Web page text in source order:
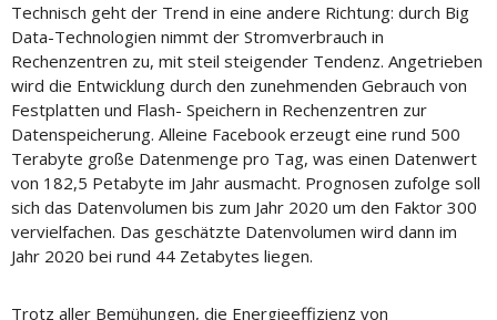
Technisch geht der Trend in eine andere Richtung: durch Big
Data-Technologien nimmt der Stromverbrauch in
Rechenzentren zu, mit steil steigender Tendenz. Angetrieben
wird die Entwicklung durch den zunehmenden Gebrauch von
Festplatten und Flash- Speichern in Rechenzentren zur
Datenspeicherung. Alleine Facebook erzeugt eine rund 500
Terabyte große Datenmenge pro Tag, was einen Datenwert
von 182,5 Petabyte im Jahr ausmacht. Prognosen zufolge soll
sich das Datenvolumen bis zum Jahr 2020 um den Faktor 300
vervielfachen. Das geschätzte Datenvolumen wird dann im
Jahr 2020 bei rund 44 Zetabytes liegen.
Trotz aller Bemühungen, die Energieeffizienz von